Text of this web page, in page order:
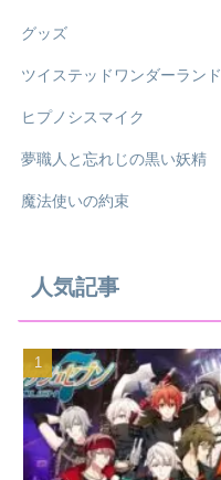
グッズ
ツイステッドワンダーランド
ヒプノシスマイク
夢職人と忘れじの黒い妖精
魔法使いの約束
人気記事